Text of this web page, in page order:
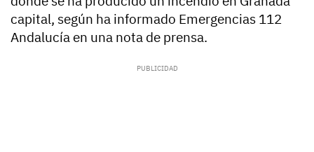
capital, según ha informado Emergencias 112
Andalucía en una nota de prensa.